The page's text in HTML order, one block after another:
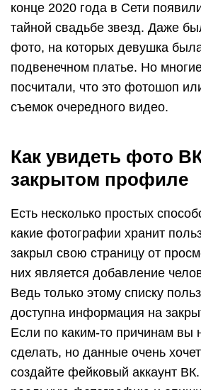
конце 2020 года в Сети
тайной свадьбе звезд. Даже
фото, на которых девушка
подвенечном платье. Но
посчитали, что это фотошоп
съемок очередного видео.
Как увидеть фото
закрытом профиле
Есть несколько простых
какие фотографии хранит
закрыл свою страницу от
них является добавление
Ведь только этому списку
доступна информация на
Если по каким-то причинам вы
сделать, но данные очень
создайте фейковый аккаунт